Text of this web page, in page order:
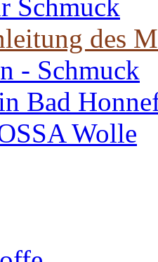
Schmuck
des
- Schmuck
Bad
Wolle